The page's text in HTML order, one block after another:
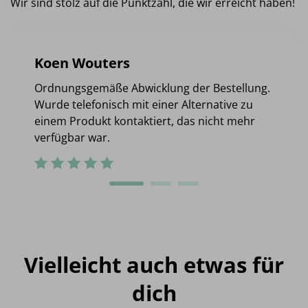
Koen Wouters
Ordnungsgemäße Abwicklung der Bestellung.
Wurde telefonisch mit einer Alternative zu
einem Produkt kontaktiert, das nicht mehr
verfügbar war.
Vielleicht auch etwas für
dich